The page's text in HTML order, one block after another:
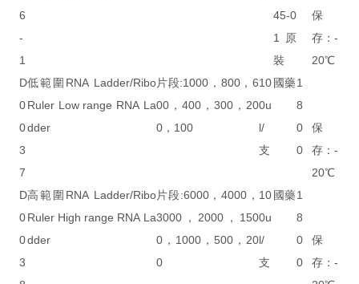
6
-
1
45-0
1原
裝
保
存：-
20℃
D
0
0
3
7
低範圍RNA Ladder/Ribo
Ruler Low range RNA La
dder
片段:1000，800，6
00，400，300，20
0，100
10
0u
l/
支
國藥1
8
0
0
保
存：-
20℃
D
0
0
3
高範圍RNA Ladder/Ribo
Ruler High range RNA La
dder
片段:6000，4000，
3000，2000，150
0，1000，500，20
0
10
0u
l/
支
國藥1
8
0
0
保
存：-